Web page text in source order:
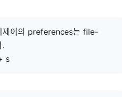
제이의 preferences는 file-
.
s